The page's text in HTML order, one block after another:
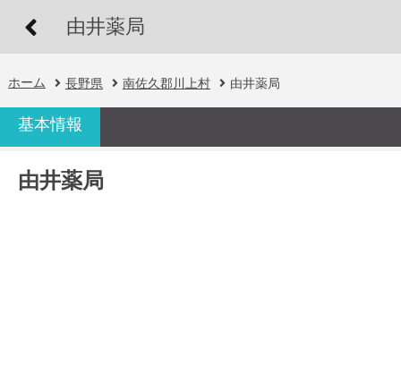
由井薬局
ホーム 長野県 南佐久郡川上村 由井薬局
基本情報
由井薬局